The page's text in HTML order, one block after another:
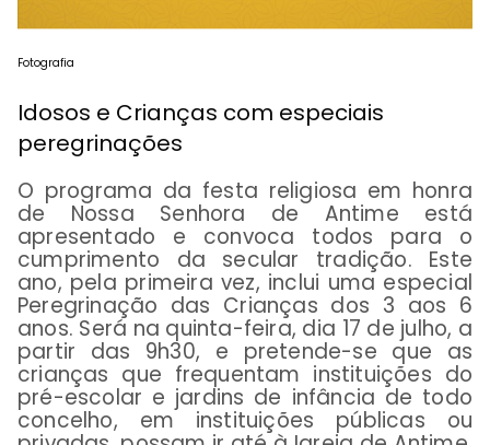
Fotografia
Idosos e Crianças com especiais
peregrinações
O programa da festa religiosa em honra
de Nossa Senhora de Antime está
apresentado e convoca todos para o
cumprimento da secular tradição. Este
ano, pela primeira vez, inclui uma especial
Peregrinação das Crianças dos 3 aos 6
anos. Será na quinta-feira, dia 17 de julho, a
partir das 9h30, e pretende-se que as
crianças que frequentam instituições do
pré-escolar e jardins de infância de todo
concelho, em instituições públicas ou